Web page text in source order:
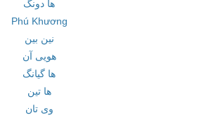
ها دونگ
Phú Khương
نین بین
هویی آن
ها گیانگ
ها تین
وی تان